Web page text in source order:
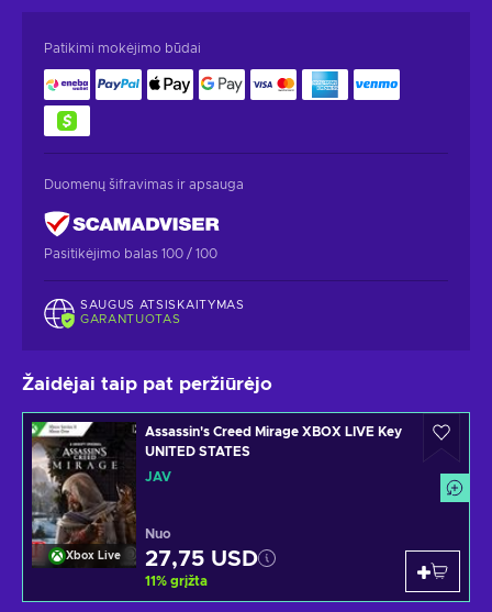
Patikimi mokėjimo būdai
Duomenų šifravimas ir apsauga
Pasitikėjimo balas 100 / 100
SAUGUS ATSISKAITYMAS
GARANTUOTAS
Žaidėjai taip pat peržiūrėjo
Xbox Live
Assassin's Creed Mirage XBOX LIVE Key
UNITED STATES
JAV
Nuo
27,75 USD
11% grįžta